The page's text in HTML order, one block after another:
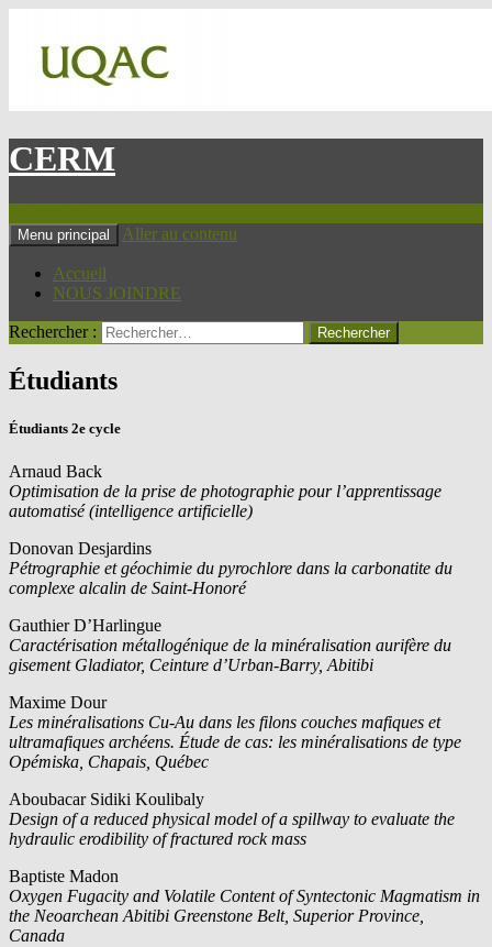
CERM
Menu principal Aller au contenu
Accueil
NOUS JOINDRE
Rechercher :
Étudiants
Étudiants 2e cycle
Arnaud Back
Optimisation de la prise de photographie pour l’apprentissage
automatisé (intelligence artificielle)
Donovan Desjardins
Pétrographie et géochimie du pyrochlore dans la carbonatite du
complexe alcalin de Saint-Honoré
Gauthier D’Harlingue
Caractérisation métallogénique de la minéralisation aurifère du
gisement Gladiator, Ceinture d’Urban-Barry, Abitibi
Maxime Dour
Les minéralisations Cu-Au dans les filons couches mafiques et
ultramafiques archéens. Étude de cas: les minéralisations de type
Opémiska, Chapais, Québec
Aboubacar Sidiki Koulibaly
Design of a reduced physical model of a spillway to evaluate the
hydraulic erodibility of fractured rock mass
Baptiste Madon
Oxygen Fugacity and Volatile Content of Syntectonic Magmatism in
the Neoarchean Abitibi Greenstone Belt, Superior Province,
Canada